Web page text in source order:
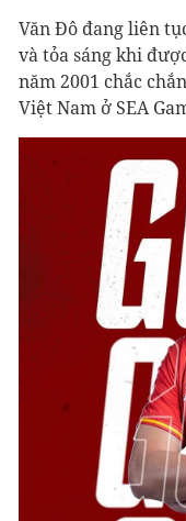
Văn Đô đang liên
và tỏa sáng khi
năm 2001 chắc
Việt Nam ở SEA